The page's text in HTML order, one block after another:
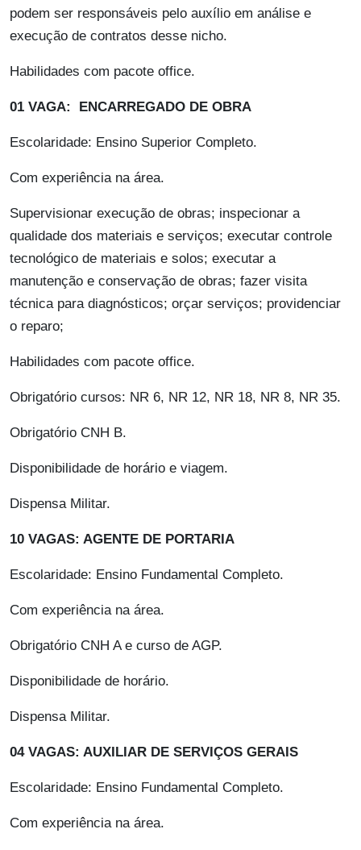
podem ser responsáveis pelo auxílio em análise e
execução de contratos desse nicho.
Habilidades com pacote office.
01 VAGA: ENCARREGADO DE OBRA
Escolaridade: Ensino Superior Completo.
Com experiência na área.
Supervisionar execução de obras; inspecionar a
qualidade dos materiais e serviços; executar controle
tecnológico de materiais e solos; executar a
manutenção e conservação de obras; fazer visita
técnica para diagnósticos; orçar serviços; providenciar
o reparo;
Habilidades com pacote office.
Obrigatório cursos: NR 6, NR 12, NR 18, NR 8, NR 35.
Obrigatório CNH B.
Disponibilidade de horário e viagem.
Dispensa Militar.
10 VAGAS: AGENTE DE PORTARIA
Escolaridade: Ensino Fundamental Completo.
Com experiência na área.
Obrigatório CNH A e curso de AGP.
Disponibilidade de horário.
Dispensa Militar.
04 VAGAS: AUXILIAR DE SERVIÇOS GERAIS
Escolaridade: Ensino Fundamental Completo.
Com experiência na área.